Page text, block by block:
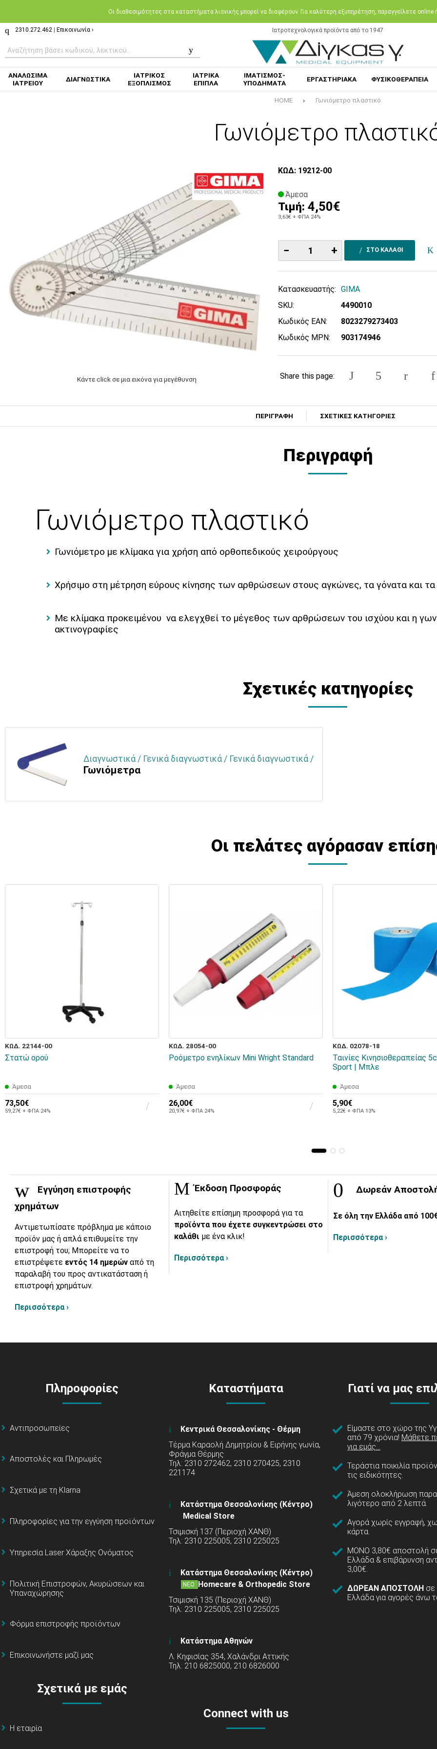
Oι διαθεσιμότητες στα καταστήματα λιανικής μπορεί να διαφέρουν. Για καλύτερη εξυπηρέτηση, παραγγείλετε
2310.272.462 Επικοινωνία › Ιατροτεχνολογικά προϊόντα από το 1947
ΑΝΑΛΩΣΙΜΑ
ΙΑΤΡΕΙΟΥ
ΔΙΑΓΝΩΣΤΙΚΑ
ΙΑΤΡΙΚΟΣ
ΕΞΟΠΛΙΣΜΟΣ
ΙΑΤΡΙΚΑ
ΕΠΙΠΛΑ
ΙΜΑΤΙΣΜΟΣ-
ΥΠΟΔΗΜΑΤΑ
ΕΡΓΑΣΤΗΡΙΑΚΑ ΦΥΣΙΚΟΘΕΡΑΠΕΙΑ
HOME Γωνιόμετρο πλαστικό
Γωνιόμετρο
Κάντε click σε μια εικόνα για μεγέθυνση
ΚΩΔ: 19212-00
Άμεσα
Τιμή: 4,50€
3,63€ + ΦΠΑ 24%
− + ΣΤΟ ΚΑΛΑΘΙ
Κατασκευαστής: GIMA
SKU:
4490010
Κωδικός EAN:
8023279273403
Κωδικός MPN:
903174946
Share this page:
ΠΕΡΙΓΡΑΦΗ ΣΧΕΤΙΚΕΣ ΚΑΤΗΓΟΡΙΕΣ
Περιγραφή
Γωνιόμετρο πλαστικό
Γωνιόμετρο με κλίμακα για χρήση από ορθοπεδικούς χειρούργους
Χρήσιμο στη μέτρηση εύρους κίνησης των αρθρώσεων στους αγκώνες, τα γόνατα και
Με κλίμακα προκειμένου να ελεγχθεί το μέγεθος των αρθρώσεων του ισχύου και η
ακτινογραφίες
Σχετικές κατηγορίες
Διαγνωστικά / Γενικά διαγνωστικά / Γενικά διαγνωστικά /
Γωνιόμετρα
Οι πελάτες αγόρασαν
ΚΩΔ. 22144-00
Στατώ ορού
Άμεσα
73,50€
59,27€ + ΦΠΑ 24%
ΚΩΔ. 28054-00
Ροόμετρο ενηλίκων Mini Wright Standard
Άμεσα
26,00€
20,97€ + ΦΠΑ 24%
ΚΩΔ. 02078-18
Ταινίες Κινησιοθεραπείας
Sport | Μπλε
Άμεσα
5,90€
5,22€ + ΦΠΑ 13%
Εγγύηση επιστροφής
χρημάτων
Αντιμετωπίσατε πρόβλημα με κάποιο
προϊόν μας ή απλά επιθυμείτε την
επιστροφή του; Μπορείτε να το
επιστρέψετε εντός 14 ημερών από τη
παραλαβή του προς αντικατάσταση ή
επιστροφή χρημάτων.
Περισσότερα ›
Έκδοση Προσφοράς
Αιτηθείτε επίσημη προσφορά για τα
προϊόντα που έχετε συγκεντρώσει στο
καλάθι με ένα κλικ!
Περισσότερα ›
Δωρεάν
Σε όλη την Ελλάδα από
Περισσότερα ›
Πληροφορίες
Αντιπροσωπείες
Αποστολές και Πληρωμές
Σχετικά με τη Klarna
Πληροφορίες για την εγγύηση προϊόντων
Υπηρεσία Laser Χάραξης Ονόματος
Πολιτική Επιστροφών, Ακυρώσεων και
Υπαναχώρησης
Φόρμα επιστροφής προϊόντων
Επικοινωνήστε μαζί μας
Σχετικά με εμάς
Η εταιρία
Καταστήματα
Κεντρικά Θεσσαλονίκης - Θέρμη
Τέρμα Καραολή Δημητρίου & Ειρήνης γωνία,
Φράγμα Θέρμης
Τηλ: 2310 272462, 2310 270425, 2310
221174
Κατάστημα Θεσσαλονίκης (Κέντρο)
Medical Store
Τσιμισκή 137 (Περιοχή ΧΑΝΘ)
Τηλ: 2310 225005, 2310 225025
Κατάστημα Θεσσαλονίκης (Κέντρο)
ΝΕΟ
Homecare & Orthopedic Store
Τσιμισκή 135 (Περιοχή ΧΑΝΘ)
Τηλ: 2310 225005, 2310 225025
Κατάστημα Αθηνών
Λ. Κηφισίας 354, Χαλάνδρι Αττικής
Τηλ: 210 6825000, 210 6826000
Connect with us
Γιατί να μας
Είμαστε στο χώρο της
από 79 χρόνια! Μάθετε
για εμάς...
Τεράστια ποικιλία
τις ειδικότητες.
Άμεση ολοκλήρωση
λιγότερο από 2 λεπτά.
Αγορά χωρίς εγγραφή,
κάρτα.
ΜΟΝΟ 3,80€ αποστολή
Ελλάδα & επιβάρυνση
3,00€.
ΔΩΡΕΑΝ ΑΠΟΣΤΟΛΗ σε
Ελλάδα για αγορές άνω